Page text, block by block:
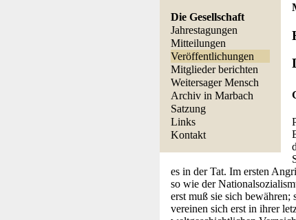
Die Gesellschaft
Jahrestagungen
Mitteilungen
Veröffentlichungen
Mitglieder berichten
Weitersager Mensch
Archiv in Marbach
Satzung
Links
Kontakt
es in der Tat. Im ersten
so wie der
erst muß sie sich
vereinen sich erst in ihrer